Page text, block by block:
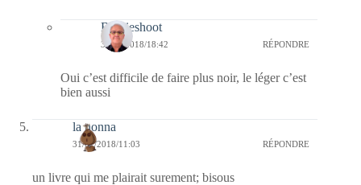
Bernieshoot
31/01/2018/18:42 RÉPONDRE
Oui c’est difficile de faire plus noir, le léger c’est
bien aussi
la nonna
31/01/2018/11:03 RÉPONDRE
un livre qui me plairait surement; bisous